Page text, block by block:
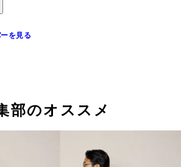
を見る
部のオススメ